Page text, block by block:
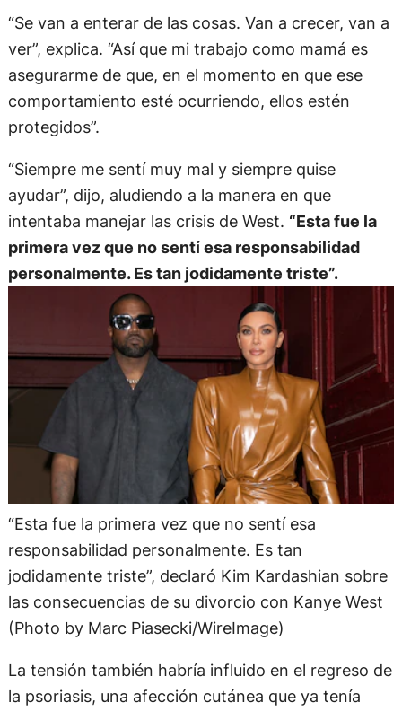
“Se van a enterar de las cosas. Van a crecer, van a
ver”, explica. “Así que mi trabajo como mamá es
asegurarme de que, en el momento en que ese
comportamiento esté ocurriendo, ellos estén
protegidos”.
“Siempre me sentí muy mal y siempre quise
ayudar”, dijo, aludiendo a la manera en que
intentaba manejar las crisis de West. “Esta fue la
primera vez que no sentí esa responsabilidad
personalmente. Es tan jodidamente triste”.
“Esta fue la primera vez que no sentí esa
responsabilidad personalmente. Es tan
jodidamente triste”, declaró Kim Kardashian sobre
las consecuencias de su divorcio con Kanye West
(Photo by Marc Piasecki/WireImage)
La tensión también habría influido en el regreso de
la psoriasis, una afección cutánea que ya tenía